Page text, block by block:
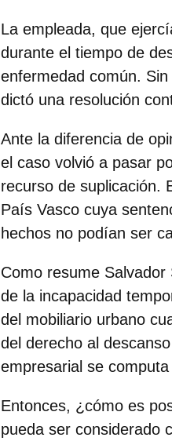
La empleada, que
durante el tiempo de
enfermedad común.
dictó una resolución
Ante la diferencia de
el caso volvió a pasar
recurso de suplicación.
País Vasco cuya
hechos no podían ser
Como resume
de la incapacidad
del mobiliario urbano
del derecho al
empresarial se
Entonces, ¿cómo es
pueda ser considerado